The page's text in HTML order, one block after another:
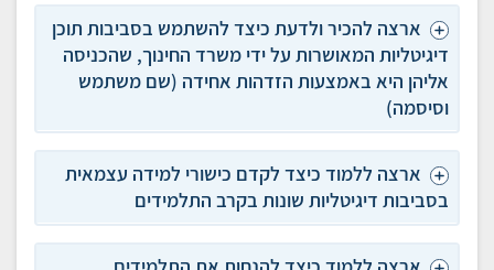
ארצה להכיר ולדעת כיצד להשתמש בסביבות תוכן
דיגיטליות המאושרות על ידי משרד החינוך, שהכניסה
אליהן היא באמצעות הזדהות אחידה (שם משתמש
וסיסמה)
ארצה ללמוד כיצד לקדם כישורי למידה עצמאית
בסביבות דיגיטליות שונות בקרב התלמידים